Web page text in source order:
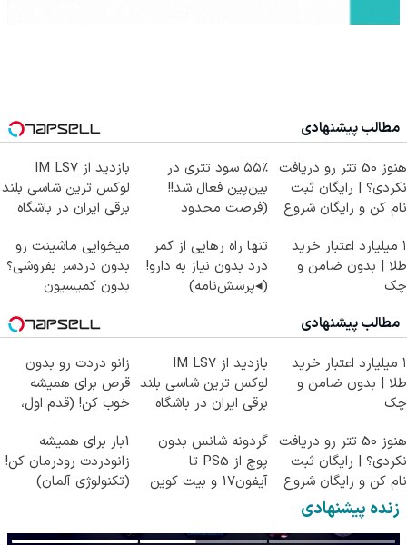
مطالب پیشنهادی
هنوز 50 تتر رو دریافت
نکردی؟ | رایگان ثبت
نام کن و رایگان شروع
۵۵٪ سود تتری در
بین‌پین فعال شد!!
(فرصت محدود
بازدید از IM LS7
لوکس ترین شاسی بلند
برقی ایران در باشگاه
۱ میلیارد اعتبار خرید
طلا | بدون ضامن و
چک
تنها راه رهایی از کمر
درد بدون نیاز به دارو!
(◂پرسش‌نامه)
میخوایی ماشینت رو
بدون دردسر بفروشی؟
بدون کمیسیون
مطالب پیشنهادی
۱ میلیارد اعتبار خرید
طلا | بدون ضامن و
چک
بازدید از IM LS7
لوکس ترین شاسی بلند
برقی ایران در باشگاه
زانو دردت رو بدون
قرص برای همیشه
خوب کن! (قدم اول،
هنوز 50 تتر رو دریافت
نکردی؟ | رایگان ثبت
نام کن و رایگان شروع
کن!
گردونه شانس بدون
پوچ از PS5 تا
آیفون17 و بیت کوین
1بار برای همیشه
زانودردت رودرمان کن!
(تکنولوژی آلمان)
زنده پیشنهادی